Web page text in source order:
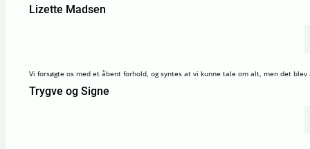
Lizette Madsen
Vi forsøgte os med et åbent forhold, og syntes at vi kunne tale om alt, men det
Trygve og Signe